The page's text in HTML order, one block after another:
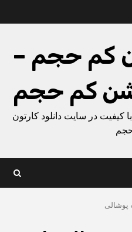
کم حجم –
کم حجم
کیفیت در سایت دانلود کارتون
پوشالی